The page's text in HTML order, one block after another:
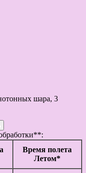
шара, 3
Время полета
Летом*